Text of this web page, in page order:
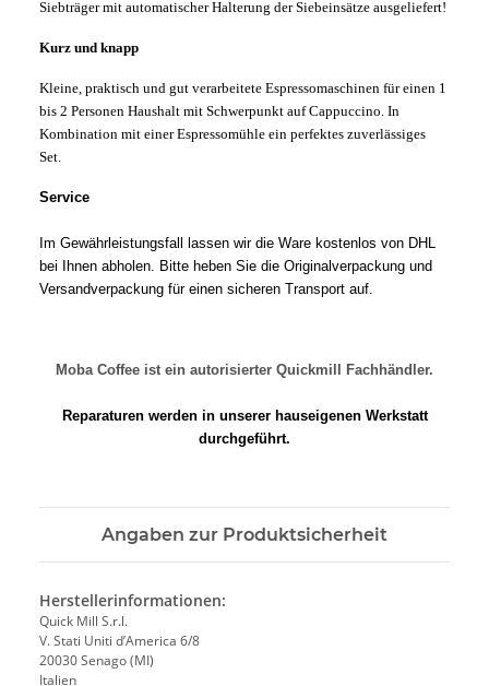
Siebträger mit automatischer Halterung der Siebeinsätze ausgeliefert!
Kurz und knapp
Kleine, praktisch und gut verarbeitete Espressomaschinen für einen 1
bis 2 Personen Haushalt mit Schwerpunkt auf Cappuccino. In
Kombination mit einer Espressomühle ein perfektes zuverlässiges
Set.
Service
Im Gewährleistungsfall lassen wir die Ware kostenlos von DHL
bei Ihnen abholen. Bitte heben Sie die Originalverpackung und
Versandverpackung für einen sicheren Transport auf.
Moba Coffee ist ein autorisierter Quickmill Fachhändler.
Reparaturen werden in unserer hauseigenen Werkstatt
durchgeführt.
Angaben zur Produktsicherheit
Herstellerinformationen:
Quick Mill S.r.l.
V. Stati Uniti d’America 6/8
20030 Senago (MI)
Italien